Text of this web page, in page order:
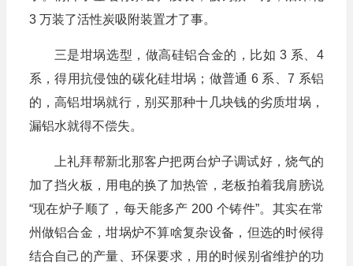
3 万装了活性炭吸附装置才了事。
三是坩埚选型，做高硅铝合金的，比如 3 系、4
系，得用抗侵蚀的碳化硅坩埚；做普通 6 系、7 系铝
的，高铝坩埚就行，别买那种十几块钱的劣质坩埚，
漏铝水就得不偿失。
上礼拜帮新北那客户把两台炉子调试好，烧气的
加了挡火板，用电的换了加热管，老板拍着我肩膀说
“现在炉子顺了，每天能多产 200 个铸件”。其实在常
州做铝合金，坩埚炉不算啥复杂设备，但选的时候得
结合自己的产量、环保要求，用的时候别省维护的功